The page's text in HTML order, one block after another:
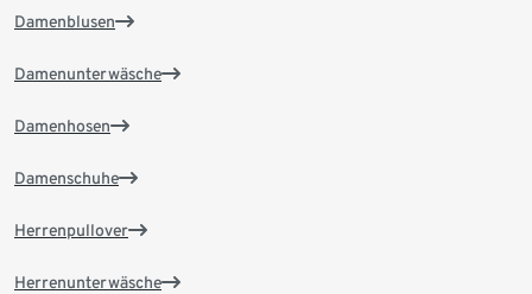
Damenblusen
Damenunterwäsche
Damenhosen
Damenschuhe
Herrenpullover
Herrenunterwäsche